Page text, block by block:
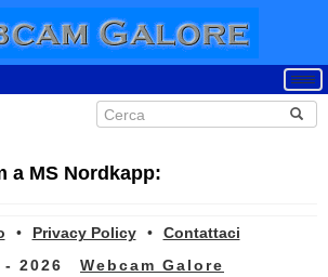
a MS Nordkapp:
• Privacy Policy •
Contattaci
2026
Webcam Galore